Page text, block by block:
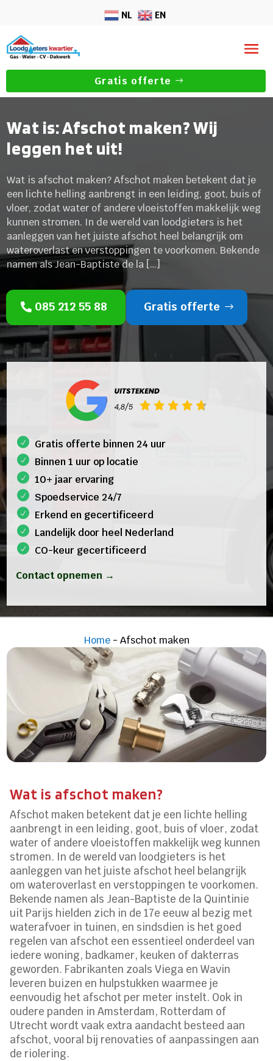
NL EN
Gratis offerte
Wat is: Afschot maken? Wij
leggen het uit!
Wat is afschot maken? Afschot maken betekent dat je
een lichte helling aanbrengt in een leiding, goot, buis of
vloer, zodat water of andere vloeistoffen makkelijk weg
kunnen stromen. In de wereld van loodgieters is het
aanleggen van het juiste afschot heel belangrijk om
wateroverlast en verstoppingen te voorkomen. Bekende
namen als Jean-Baptiste de la […]
085 212 55 88 Gratis offerte
Gratis offerte binnen 24 uur
Binnen 1 uur op locatie
10+ jaar ervaring
Spoedservice 24/7
Erkend en gecertificeerd
Landelijk door heel Nederland
CO-keur gecertificeerd
Contact opnemen →
Home- Afschot maken
Wat is afschot maken?
Afschot maken betekent dat je een lichte helling
aanbrengt in een leiding, goot, buis of vloer, zodat
water of andere vloeistoffen makkelijk weg kunnen
stromen. In de wereld van loodgieters is het
aanleggen van het juiste afschot heel belangrijk
om wateroverlast en verstoppingen te voorkomen.
Bekende namen als Jean-Baptiste de la Quintinie
uit Parijs hielden zich in de 17e eeuw al bezig met
waterafvoer in tuinen, en sindsdien is het goed
regelen van afschot een essentieel onderdeel van
iedere woning, badkamer, keuken of dakterras
geworden. Fabrikanten zoals Viega en Wavin
leveren buizen en hulpstukken waarmee je
eenvoudig het afschot per meter instelt. Ook in
oudere panden in Amsterdam, Rotterdam of
Utrecht wordt vaak extra aandacht besteed aan
afschot, vooral bij renovaties of aanpassingen aan
de riolering.